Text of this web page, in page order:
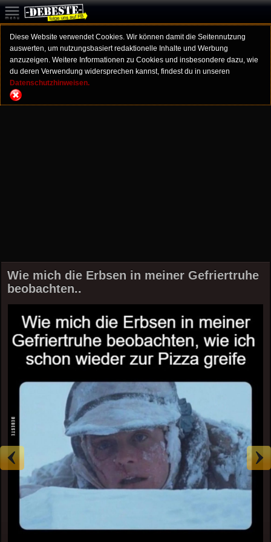
Diese Website verwendet Cookies. Wir können damit die Seitennutzung
auswerten, um nutzungsbasiert redaktionelle Inhalte und Werbung
anzuzeigen. Weitere Informationen zu Cookies und insbesondere dazu, wie
du deren Verwendung widersprechen kannst, findest du in unseren
Datenschutzhinweisen.
Wie mich die Erbsen in meiner Gefriertruhe
beobachten..